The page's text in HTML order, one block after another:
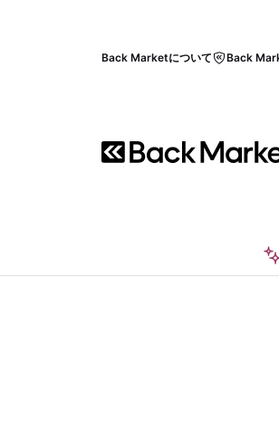
Back Marketについて Back